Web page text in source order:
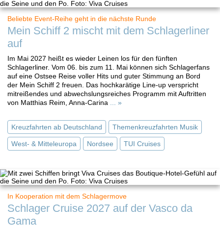
Beliebte Event-Reihe geht in die nächste Runde
Mein Schiff 2 mischt mit dem Schlagerliner
auf
Im Mai 2027 heißt es wieder Leinen los für den fünften
Schlagerliner. Vom 06. bis zum 11. Mai können sich Schlagerfans
auf eine Ostsee Reise voller Hits und guter Stimmung an Bord
der Mein Schiff 2 freuen. Das hochkarätige Line-up verspricht
mitreißendes und abwechslungsreiches Programm mit Auftritten
von Matthias Reim, Anna-Carina
... »
Kreuzfahrten ab Deutschland Themenkreuzfahrten Musik
West- & Mitteleuropa Nordsee TUI Cruises
In Kooperation mit dem Schlagermove
Schlager Cruise 2027 auf der Vasco da
Gama